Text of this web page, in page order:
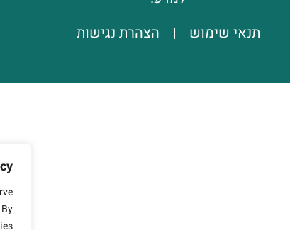
תנאי שימוש
הצהרת נגישות